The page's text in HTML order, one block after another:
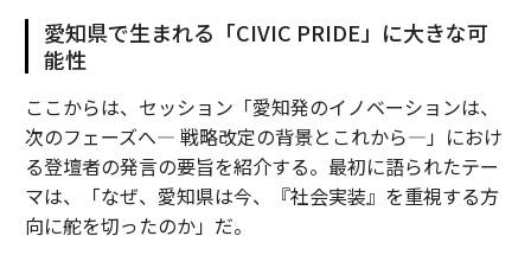
愛知県で生まれる「CIVIC PRIDE」に大きな可
能性
ここからは、セッション「愛知発のイノベーションは、
次のフェーズへ— 戦略改定の背景とこれから—」におけ
る登壇者の発言の要旨を紹介する。最初に語られたテー
マは、「なぜ、愛知県は今、『社会実装』を重視する方
向に舵を切ったのか」だ。